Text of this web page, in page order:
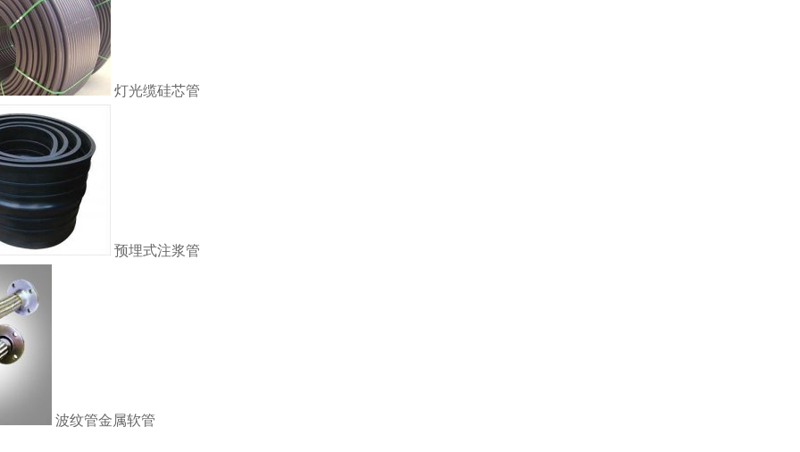
灯光缆硅芯管
预埋式注浆管
波纹管金属软管